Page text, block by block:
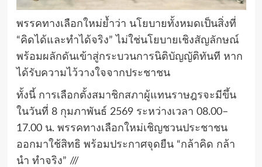
พรรคทางเลือกใหม่ย้ำว่า นโยบายทั้งหมดเป็นสิ่งที่
“คิดได้และทำได้จริง” ไม่ใช่นโยบายเชิงสัญลักษณ์
พร้อมผลักดันเข้าสู่กระบวนการนิติบัญญัติทันที หาก
ได้รับความไว้วางใจจากประชาชน
ทั้งนี้ การเลือกตั้งสมาชิกสภาผู้แทนราษฎรจะมีขึ้น
ในวันที่ 8 กุมภาพันธ์ 2569 ระหว่างเวลา 08.00–
17.00 น. พรรคทางเลือกใหม่เชิญชวนประชาชน
ออกมาใช้สิทธิ พร้อมประกาศจุดยืน “กล้าคิด กล้า
นำ ทำจริง” ///